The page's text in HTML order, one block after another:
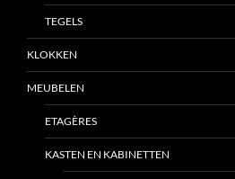
TEGELS
KLOKKEN
MEUBELEN
ETAGÈRES
KASTEN EN KABINETTEN